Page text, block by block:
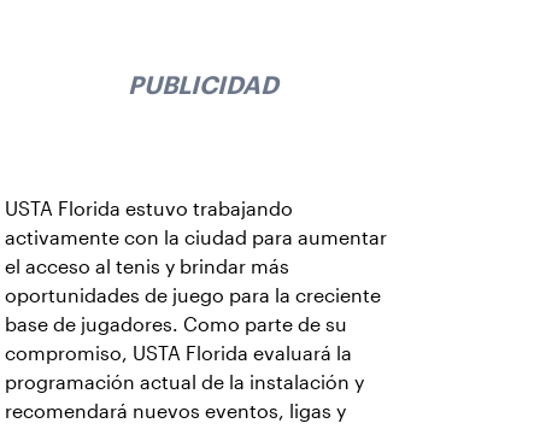
PUBLICIDAD
USTA Florida estuvo trabajando
activamente con la ciudad para aumentar
el acceso al tenis y brindar más
oportunidades de juego para la creciente
base de jugadores. Como parte de su
compromiso, USTA Florida evaluará la
programación actual de la instalación y
recomendará nuevos eventos, ligas y